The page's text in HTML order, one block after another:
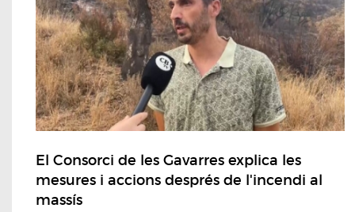
El Consorci de les Gavarres explica les
mesures i accions després de l'incendi al
massís